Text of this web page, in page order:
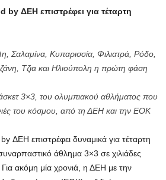
ΔΕΗ επιστρέφει για τέταρτη
Σαλαμίνα, Κυπαρισσία, Φιλιατρά, Ρόδο,
Τζια και Ηλιούπολη η πρώτη φάση
3×3, του ολυμπιακού αθλήματος που
του κόσμου, από τη ΔΕΗ και την ΕΟΚ
ΔΕΗ επιστρέφει δυναμικά για τέταρτη
άθλημα 3×3 σε χιλιάδες
ακόμη μία χρονιά, η ΔΕΗ με την